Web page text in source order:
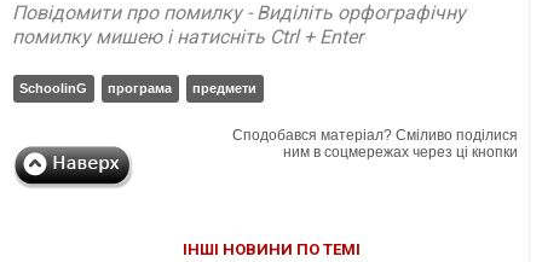
Повідомити про помилку - Виділіть орфографічну
помилку мишею і натисніть Ctrl + Enter
SchoolinG програма предмети
Сподобався матеріал? Сміливо поділися
ним в соцмережах через ці кнопки
ІНШІ НОВИНИ ПО ТЕМІ